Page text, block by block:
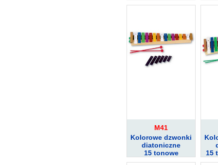
M41
Kolorowe dzwonki
diatoniczne
15 tonowe
sopranowe
15